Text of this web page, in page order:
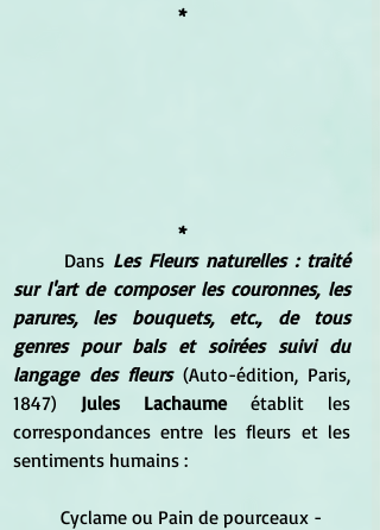
*
*
	Dans
Les Fleurs naturelles : traité
sur l'art de composer les couronnes, les
parures, les bouquets, etc., de tous
genres pour bals et soirées suivi du
langage des fleurs (Auto-édition, Paris,
1847) Jules Lachaume établit les
correspondances entre les fleurs et les
sentiments humains :
	Cyclame ou Pain de pourceaux -